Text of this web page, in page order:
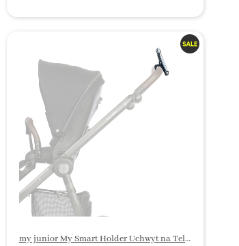
my junior My Smart Holder Uchwyt na Telefon